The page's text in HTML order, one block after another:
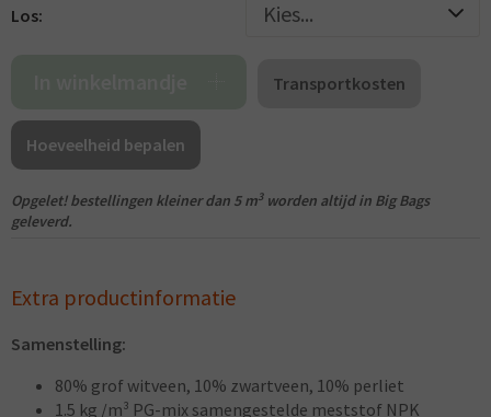
Los:
Transportkosten
Hoeveelheid bepalen
Opgelet! bestellingen kleiner dan 5 m3worden altijd in Big Bags
geleverd.
Extra productinformatie
Samenstelling:
80% grof witveen, 10% zwartveen, 10% perliet
1.5 kg /m³ PG-mix samengestelde meststof NPK